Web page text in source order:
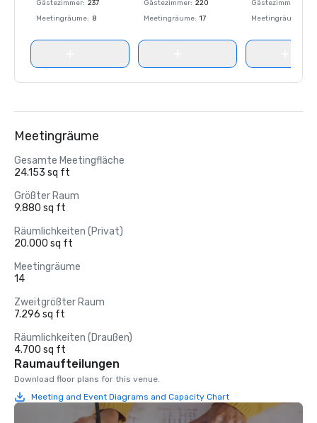
Gästezimmer: 237
Meetingräume: 8
Gästezimmer: 220
Meetingräume: 17
Gästezimmer
Meetingräume
Meetingräume
Gesamte Meetingfläche
24.153 sq ft
Größter Raum
9.880 sq ft
Räumlichkeiten (Privat)
20.000 sq ft
Meetingräume
14
Zweitgrößter Raum
7.296 sq ft
Räumlichkeiten (Draußen)
4.700 sq ft
Raumaufteilungen
Download floor plans for this venue.
Meeting and Event Diagrams and Capacity Chart